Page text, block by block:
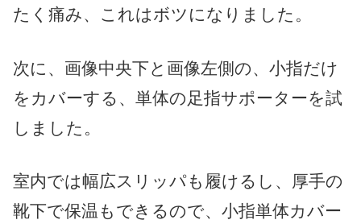
たく痛み、これはボツになりました。
次に、画像中央下と画像左側の、小指だけ
をカバーする、単体の足指サポーターを試
しました。
室内では幅広スリッパも履けるし、厚手の
靴下で保温もできるので、小指単体カバー